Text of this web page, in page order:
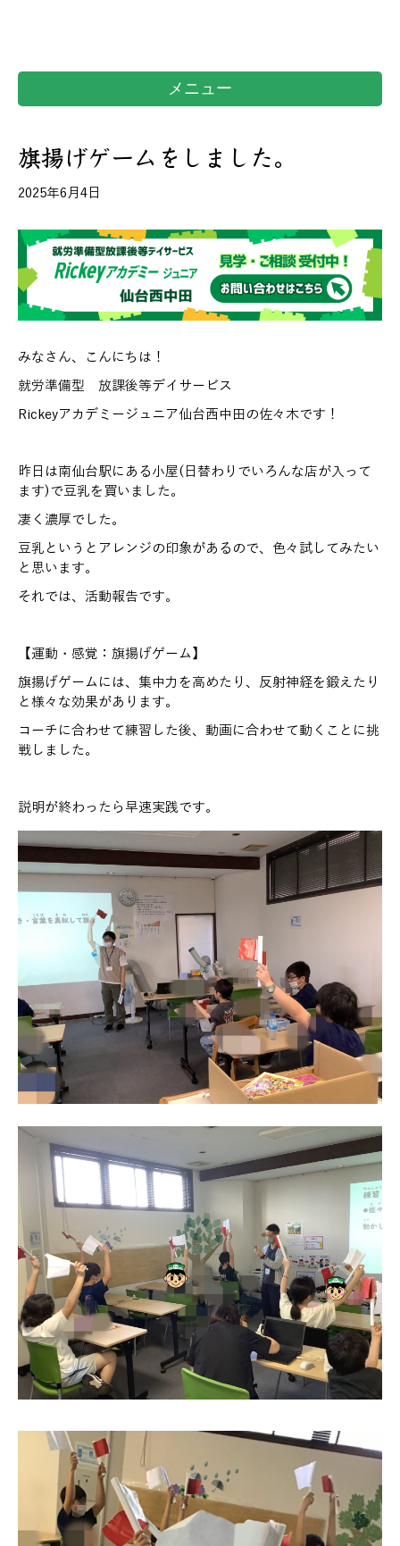
メニュー
旗揚げゲームをしました。
2025年6月4日
みなさん、こんにちは！
就労準備型 放課後等デイサービス
Rickeyアカデミージュニア仙台西中田の佐々木です！
昨日は南仙台駅にある小屋(日替わりでいろんな店が入って
ます)で豆乳を買いました。
凄く濃厚でした。
豆乳というとアレンジの印象があるので、色々試してみたい
と思います。
それでは、活動報告です。
【運動・感覚：旗揚げゲーム】
旗揚げゲームには、集中力を高めたり、反射神経を鍛えたり
と様々な効果があります。
コーチに合わせて練習した後、動画に合わせて動くことに挑
戦しました。
説明が終わったら早速実践です。